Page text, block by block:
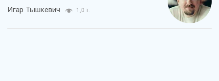
Игар Тышкевич 1,0 т.